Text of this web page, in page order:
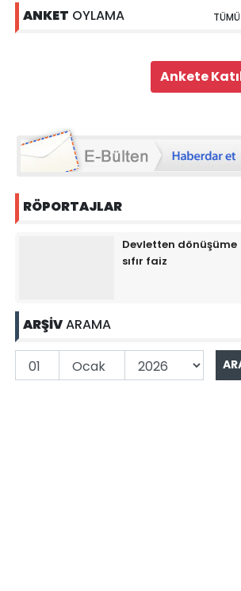
ANKET OYLAMA TÜMÜ
RÖPORTAJLAR
Devletten dönüşüme
sıfır faiz
ARŞİVARAMA